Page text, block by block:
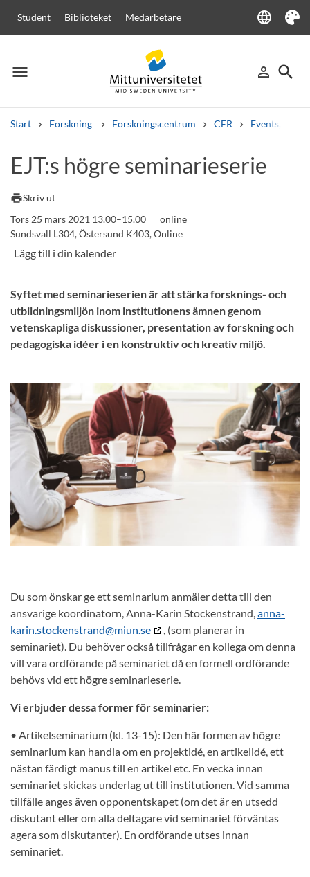
Student Biblioteket Medarbetare language
Language
Tema
menu
Meny person_outline
Logga in
search
Sök
Start Forskning Forskningscentrum CER Events,
Andra söktjänster
Kurser och program
EJT:s högre seminarieserie
printSkriv ut
Tors 25 mars 2021 13.00–15.00
online
Sundsvall L304, Östersund K403, Online
Syftet med seminarieserien är att stärka forsknings- och
utbildningsmiljön inom institutionens ämnen genom
vetenskapliga diskussioner, presentation av forskning och
pedagogiska idéer i en konstruktiv och kreativ miljö.
Du som önskar ge ett seminarium anmäler detta till den
ansvarige koordinatorn, Anna-Karin Stockenstrand,anna-
karin.stockenstrand@miun.se
, (som planerar in
seminariet). Du behöver också tillfrågar en kollega om denna
vill vara ordförande på seminariet då en formell ordförande
behövs vid ett högre seminarieserie.
Vi erbjuder dessa former för seminarier:
• Artikelseminarium (kl. 13-15): Den här formen av högre
seminarium kan handla om en projektidé, en artikelidé, ett
nästan färdigt manus till en artikel etc. En vecka innan
seminariet skickas underlag ut till institutionen. Vid samma
tillfälle anges även opponentskapet (om det är en utsedd
diskutant eller om alla deltagare vid seminariet förväntas
agera som diskutanter). En ordförande utses innan
seminariet.